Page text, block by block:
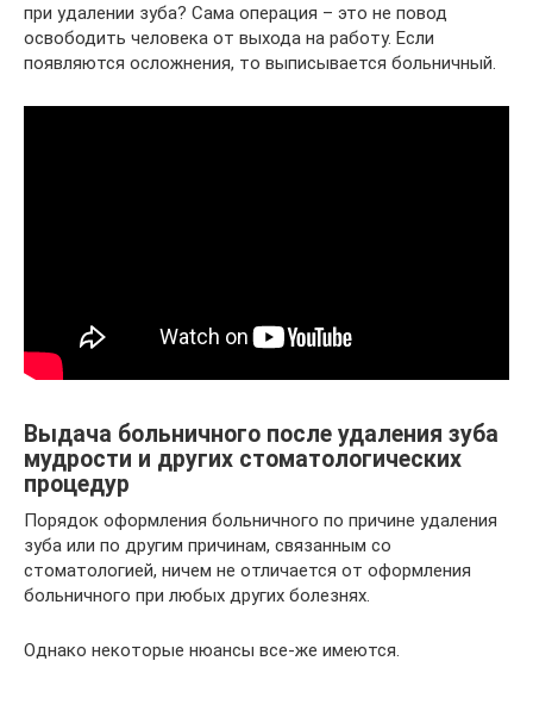
при удалении зуба? Сама операция – это не повод
освободить человека от выхода на работу. Если
появляются осложнения, то выписывается больничный.
Выдача больничного после удаления зуба
мудрости и других стоматологических
процедур
Порядок оформления больничного по причине удаления
зуба или по другим причинам, связанным со
стоматологией, ничем не отличается от оформления
больничного при любых других болезнях.
Однако некоторые нюансы все-же имеются.